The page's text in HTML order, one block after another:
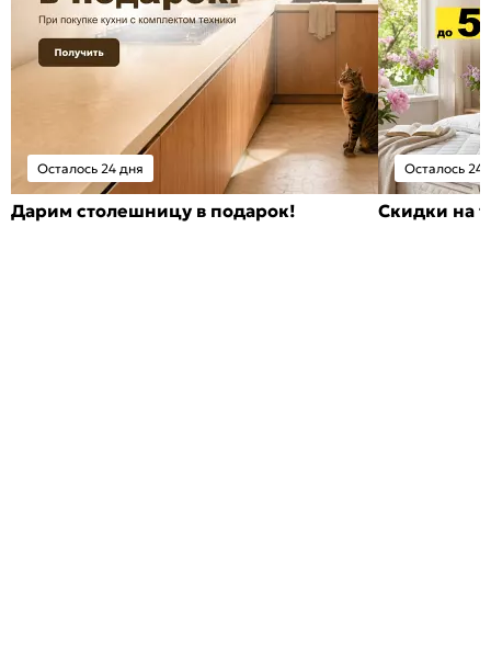
Осталось 24 дня
Дарим столешницу в подарок!
Осталось 24
Скидки на